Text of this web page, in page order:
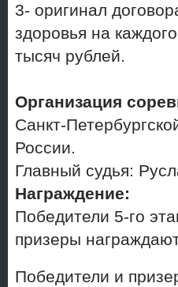
3- оригинал
здоровья на
тысяч рублей.
Организация
Санкт-
России.
Главный судья:
Награждение:
Победители 5-го
призеры
Победители и